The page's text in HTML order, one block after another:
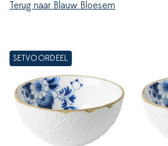
Terug naar Blauw Bloesem
SETVOORDEEL